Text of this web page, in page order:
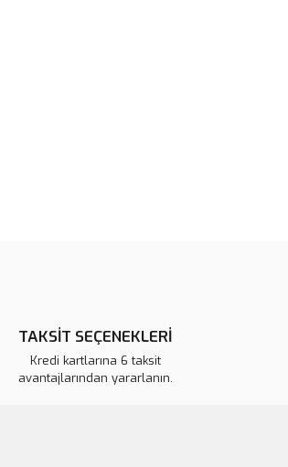
TAKSİT SEÇENEKLERİ
Kredi kartlarına 6 taksit
avantajlarından yararlanın.